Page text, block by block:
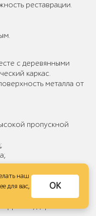
реставрации.
с деревянными
каркас.
металла от
пропускной
наш
для вас,
ОК